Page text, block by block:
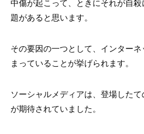
中傷が起こって、ときにそれが自
題があると思います。
その要因の一つとして、インター
まっていることが挙げられます。
ソーシャルメディアは、登場した
が期待されていました。